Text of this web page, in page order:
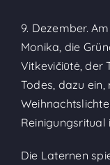
9. Dezember.
Monika, die
Vitkevičiūtė, der
Todes, dazu
Reinigungsritual
Die Laternen